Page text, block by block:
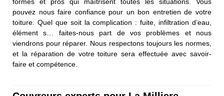
pouvez nous faire confiance pour un bon entretien de votre
toiture. Quel que soit la complication : fuite, infiltration d’eau,
élément s… faites-nous part de vos problèmes et nous
viendrons pour réparer. Nous respectons toujours les normes,
et la réparation de votre toiture sera effectuée avec savoir-
faire et compétence.